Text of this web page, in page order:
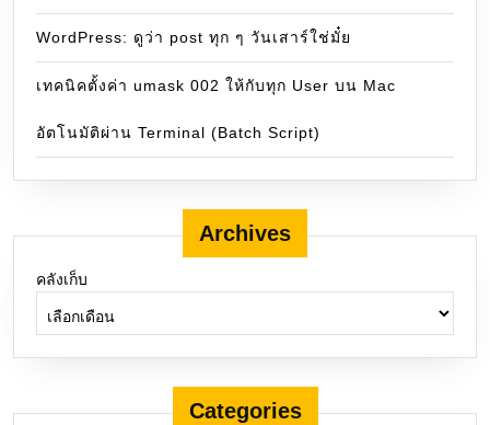
WordPress: ดูว่า post ทุก ๆ วันเสาร์ใช่มั๋ย
เทคนิคตั้งค่า umask 002 ให้กับทุก User บน Mac
อัตโนมัติผ่าน Terminal (Batch Script)
Archives
คลังเก็บ
Categories